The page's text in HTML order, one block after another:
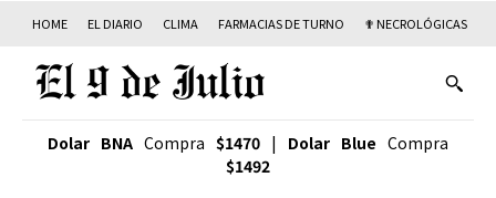
HOME EL DIARIO CLIMA FARMACIAS DE TURNO ✟ NECROLÓGICAS
Dolar BNA Compra $1470 | Dolar Blue Compra
$1492